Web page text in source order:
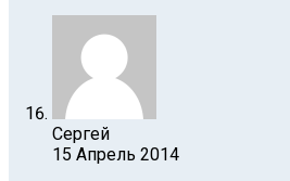
Сергей
15 Апрель 2014